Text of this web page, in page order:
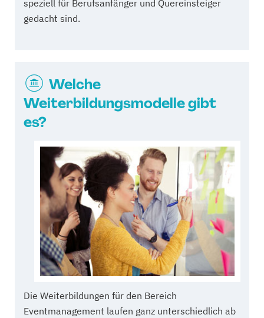
speziell für Berufsanfänger und Quereinsteiger
gedacht sind.
Welche
Weiterbildungsmodelle gibt
es?
Die Weiterbildungen für den Bereich
Eventmanagement laufen ganz unterschiedlich ab